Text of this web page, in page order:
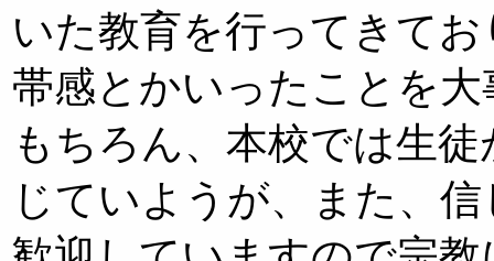
いた教育を行ってきて
帯感とかいったことを
もちろん、本校では生
じていようが、また、